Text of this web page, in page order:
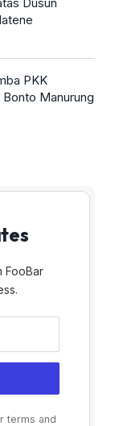
PKK
Manurung
FooBar
terms and